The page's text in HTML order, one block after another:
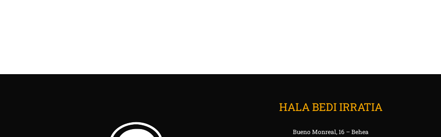
HALA BEDI IRRATIA
Bueno Monreal, 16 – Behea